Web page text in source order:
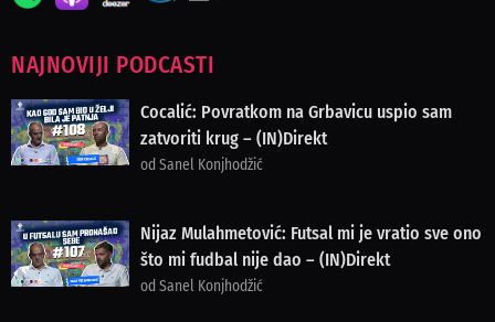
NAJNOVIJI PODCASTI
Cocalić: Povratkom na Grbavicu uspio sam
zatvoriti krug – (IN)Direkt
od Sanel Konjhodžić
Nijaz Mulahmetović: Futsal mi je vratio sve ono
što mi fudbal nije dao – (IN)Direkt
od Sanel Konjhodžić